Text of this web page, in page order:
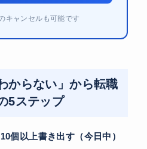
キャンセルも可能です
からない」から転職
5ステップ
個以上書き出す（今日中）